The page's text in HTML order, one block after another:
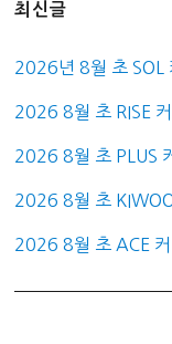
최신글
2026년 8월 초 SOL
2026 8월 초 RISE
2026 8월 초 PLUS
2026 8월 초
2026 8월 초 ACE 커